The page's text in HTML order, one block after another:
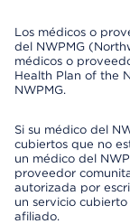
Los médicos o
del NWPMG
médicos o
Health Plan of the
NWPMG.
Si su médico del
cubiertos que no
un médico del
proveedor
autorizada por
un servicio
afiliado.